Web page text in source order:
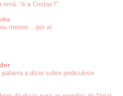
irmã: “é a Cristas?”
menos... por aí
a dizer sobre pediculose